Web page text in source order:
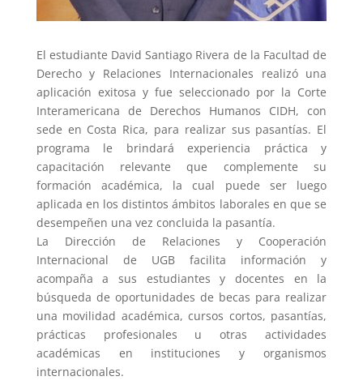
El estudiante David Santiago Rivera de la Facultad de
Derecho y Relaciones Internacionales realizó una
aplicación exitosa y fue seleccionado por la Corte
Interamericana de Derechos Humanos CIDH, con
sede en Costa Rica, para realizar sus pasantías. El
programa le brindará experiencia práctica y
capacitación relevante que complemente su
formaciónacadémica, la cual puede ser luego
aplicada en los distintos ámbitos laborales en que se
desempeñen una vez concluida la pasantía.
La Dirección de Relaciones y Cooperación
Internacional de UGB facilita información y
acompañaa sus estudiantes y docentes en la
búsqueda de oportunidades de becas para realizar
una movilidad académica, cursos cortos, pasantías,
prácticas profesionales u otras actividades
académicas en instituciones y organismos
internacionales.